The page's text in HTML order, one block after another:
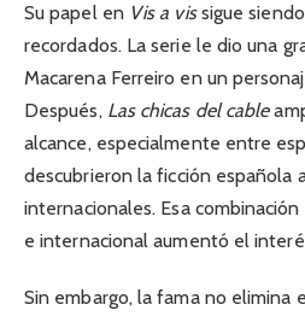
Su papel en Vis a vissigue
recordados. La serie le dio una
Macarena Ferreiro en un
Después, Las chicas del cable
alcance, especialmente entre
descubrieron la ficción española
internacionales. Esa
e internacional aumentó el
Sin embargo, la fama no elimina